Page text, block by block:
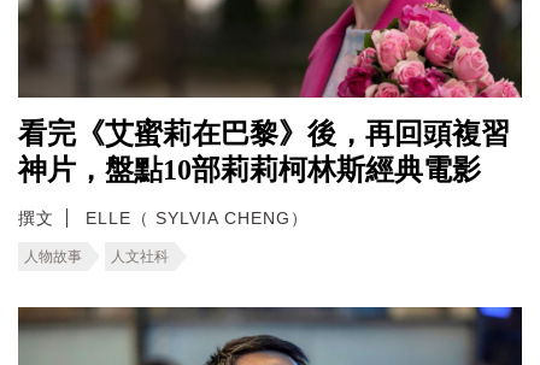
看完《艾蜜莉在巴黎》後，再回頭複習
神片，盤點10部莉莉柯林斯經典電影
撰文 ELLE（ SYLVIA CHENG）
人物故事 人文社科